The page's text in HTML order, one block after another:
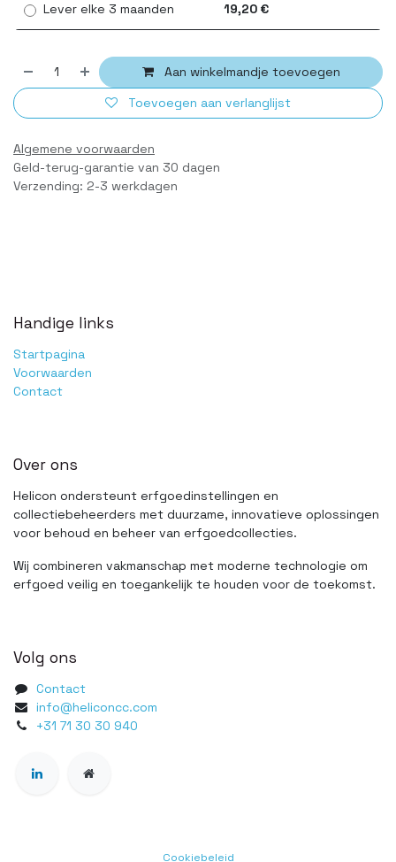
Lever elke 3 maanden 19,20 €
Aan winkelmandje toevoegen
Toevoegen aan verlanglijst
Algemene voorwaarden
Geld-terug-garantie van 30 dagen
Verzending: 2-3 werkdagen
Handige links
Startpagina
Voorwaarden
Contact
Over ons
Helicon ondersteunt erfgoedinstellingen en
collectiebeheerders met duurzame, innovatieve oplossingen
voor behoud en beheer van erfgoedcollecties.
Wij combineren vakmanschap met moderne technologie om
erfgoed veilig en toegankelijk te houden voor de toekomst.
Volg ons
Contact
info@heliconcc.com
+31 71 30 30 940
Cookiebeleid